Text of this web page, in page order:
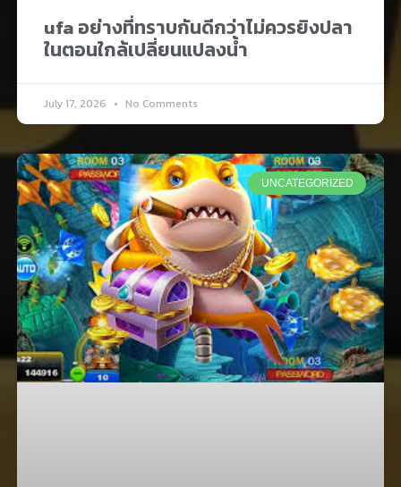
ufa อย่างที่ทราบกันดีกว่าไม่ควรยิงปลา
ในตอนใกล้เปลี่ยนแปลงน้ำ
July 17, 2026 No Comments
UNCATEGORIZED